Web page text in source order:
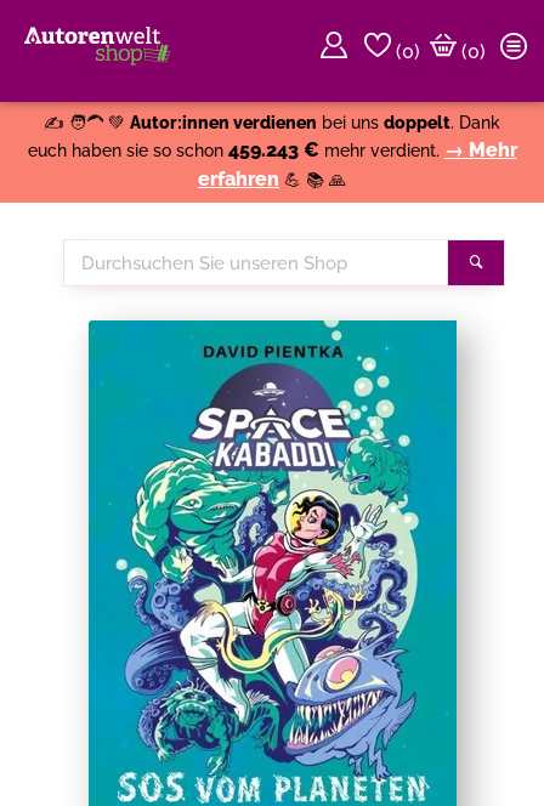
(0)
(0)
✍️ 🧑‍🦱 💚 Autor:innen verdienen bei uns doppelt. Dank
euch haben sie so schon 459.243 € mehr verdient. → Mehr
erfahren 💪 📚 🙏
Durchsuchen
Sie